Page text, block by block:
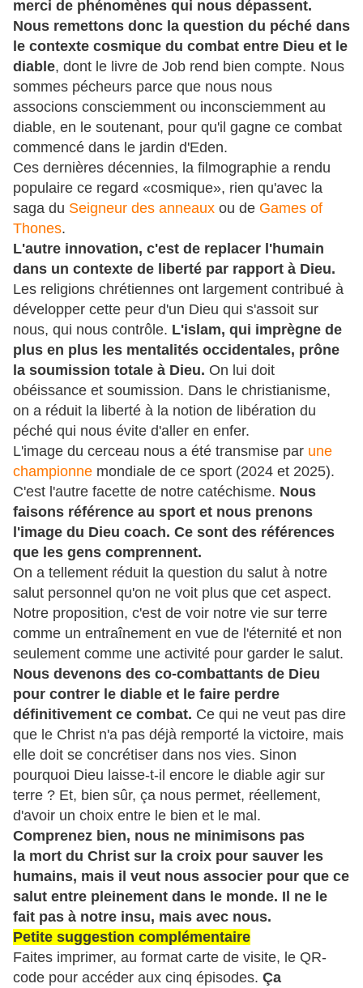
merci de phénomènes qui nous dépassent.
Nous remettons donc la question du péché dans
le contexte cosmique du combat entre Dieu et le
diable, dont le livre de Job rend bien compte. Nous
sommes pécheurs parce que nous nous
associons consciemment ou inconsciemment au
diable, en le soutenant, pour qu'il gagne ce combat
commencé dans le jardin d'Eden.
Ces dernières décennies, la filmographie a rendu
populaire ce regard «cosmique», rien qu'avec la
saga du Seigneur des anneaux ou de Games of
Thones.
L'autre innovation, c'est de replacer l'humain
dans un contexte de liberté par rapport à Dieu.
Les religions chrétiennes ont largement contribué à
développer cette peur d'un Dieu qui s'assoit sur
nous, qui nous contrôle. L'islam, qui imprègne de
plus en plus les mentalités occidentales, prône
la soumission totale à Dieu. On lui doit
obéissance et soumission. Dans le christianisme,
on a réduit la liberté à la notion de libération du
péché qui nous évite d'aller en enfer.
L'image du cerceau nous a été transmise par une
championne mondiale de ce sport (2024 et 2025).
C'est l'autre facette de notre catéchisme. Nous
faisons référence au sport et nous prenons
l'image du Dieu coach. Ce sont des références
que les gens comprennent.
On a tellement réduit la question du salut à notre
salut personnel qu'on ne voit plus que cet aspect.
Notre proposition, c'est de voir notre vie sur terre
comme un entraînement en vue de l'éternité et non
seulement comme une activité pour garder le salut.
Nous devenons des co-combattants de Dieu
pour contrer le diable et le faire perdre
définitivement ce combat. Ce qui ne veut pas dire
que le Christ n'a pas déjà remporté la victoire, mais
elle doit se concrétiser dans nos vies. Sinon
pourquoi Dieu laisse-t-il encore le diable agir sur
terre ? Et, bien sûr, ça nous permet, réellement,
d'avoir un choix entre le bien et le mal.
Comprenez bien, nous ne minimisons pas
la mort du Christ sur la croix pour sauver les
humains, mais il veut nous associer pour que ce
salut entre pleinement dans le monde. Il ne le
fait pas à notre insu, mais avec nous.
Petite suggestion complémentaire
Faites imprimer, au format carte de visite, le QR-
code pour accéder aux cinq épisodes. Ça